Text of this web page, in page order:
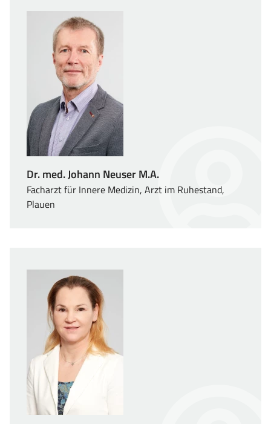
Dr. med. Johann Neuser M.A.
Facharzt für Innere Medizin, Arzt im Ruhestand,
Plauen